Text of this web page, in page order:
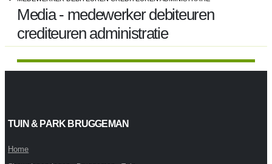
Media - medewerker debiteuren
crediteuren administratie
TUIN & PARK BRUGGEMAN
Home